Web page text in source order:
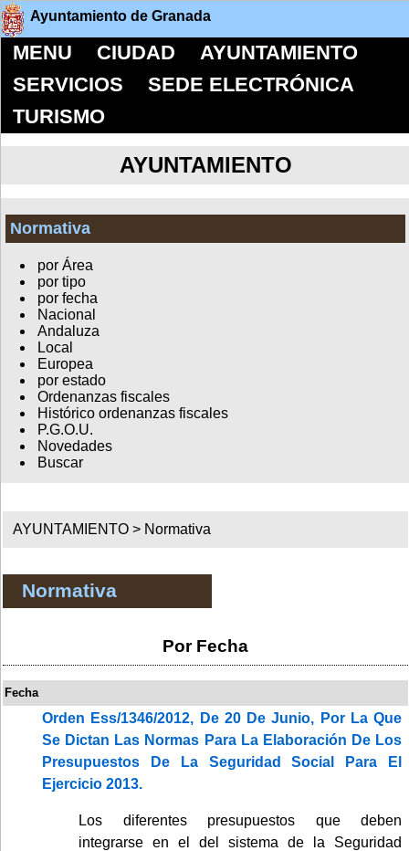
Ayuntamiento de Granada
MENU CIUDAD
AYUNTAMIENTO
SERVICIOS
SEDE ELECTRÓNICA
TURISMO
AYUNTAMIENTO
Normativa
por Área
por tipo
por fecha
Nacional
Andaluza
Local
Europea
por estado
Ordenanzas fiscales
Histórico ordenanzas fiscales
P.G.O.U.
Novedades
Buscar
AYUNTAMIENTO > Normativa
Normativa
Por Fecha
Fecha
Orden Ess/1346/2012, De 20 De Junio, Por La Que
Se Dictan Las Normas Para La Elaboración De Los
Presupuestos De La Seguridad Social Para El
Ejercicio 2013.
Los diferentes presupuestos que deben
integrarse en el del sistema de la Seguridad